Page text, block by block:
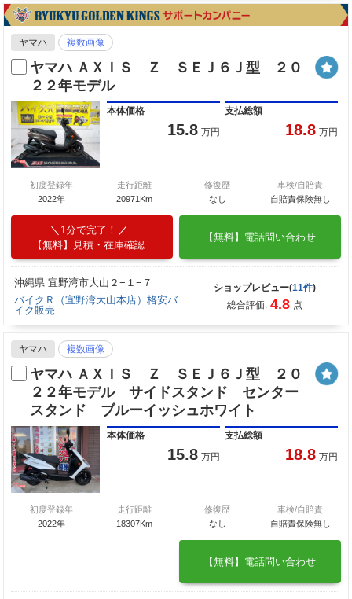
ヤマハ 複数画像
ヤマハ ＡＸＩＳ Ｚ ＳＥＪ６Ｊ型 ２０
２２年モデル
本体価格
15.8 万円
支払総額
18.8 万円
初度登録年
2022年
走行距離
20971Km
修復歴
なし
車検/自賠責
自賠責保険無し
1分で完了！
【無料】見積・在庫確認
【無料】電話問い合わせ
沖縄県 宜野湾市大山２−１−７
バイクＲ（宜野湾大山本店）格安バ
イク販売
ショップレビュー(11件)
総合評価: 4.8 点
ヤマハ 複数画像
ヤマハ ＡＸＩＳ Ｚ ＳＥＪ６Ｊ型 ２０
２２年モデル サイドスタンド センター
スタンド ブルーイッシュホワイト
本体価格
15.8 万円
支払総額
18.8 万円
初度登録年
2022年
走行距離
18307Km
修復歴
なし
車検/自賠責
自賠責保険無し
【無料】電話問い合わせ